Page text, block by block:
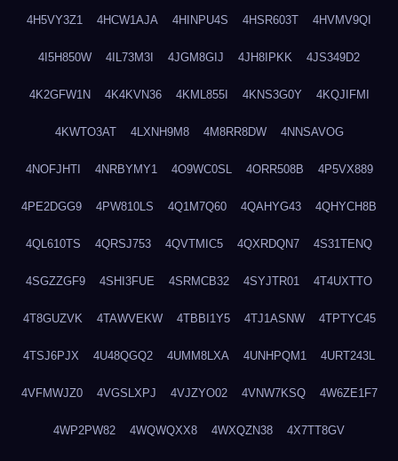
4H5VY3Z1 4HCW1AJA 4HINPU4S 4HSR603T 4HVMV9QI
4I5H850W 4IL73M3I 4JGM8GIJ 4JH8IPKK 4JS349D2
4K2GFW1N 4K4KVN36 4KML855I 4KNS3G0Y 4KQJIFMI
4KWTO3AT 4LXNH9M8 4M8RR8DW 4NNSAVOG
4NOFJHTI 4NRBYMY1 4O9WC0SL 4ORR508B 4P5VX889
4PE2DGG9 4PW810LS 4Q1M7Q60 4QAHYG43 4QHYCH8B
4QL610TS 4QRSJ753 4QVTMIC5 4QXRDQN7 4S31TENQ
4SGZZGF9 4SHI3FUE 4SRMCB32 4SYJTR01 4T4UXTTO
4T8GUZVK 4TAWVEKW 4TBBI1Y5 4TJ1ASNW 4TPTYC45
4TSJ6PJX 4U48QGQ2 4UMM8LXA 4UNHPQM1 4URT243L
4VFMWJZ0 4VGSLXPJ 4VJZYO02 4VNW7KSQ 4W6ZE1F7
4WP2PW82 4WQWQXX8 4WXQZN38 4X7TT8GV